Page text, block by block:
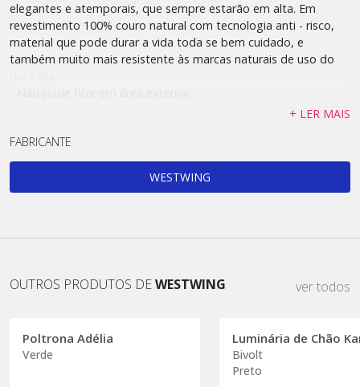
elegantes e atemporais, que sempre estarão em alta. Em
revestimento 100% couro natural com tecnologia anti - risco,
material que pode durar a vida toda se bem cuidado, e
também muito mais resistente às marcas naturais de uso do
+ LER MAIS
FABRICANTE
WESTWING
OUTROS PRODUTOS DEWESTWING ver todos
Poltrona Adélia
Verde
Luminária de Chão
Bivolt
Preto